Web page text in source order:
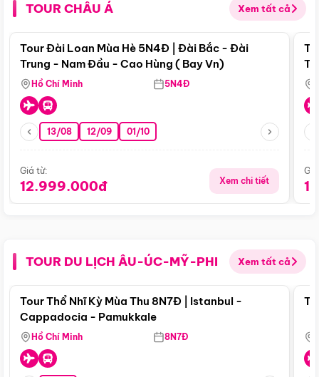
TOUR CHÂU Á Xem tất cả
Điểm nổi bật
Tour Đài Loan Mùa Hè 5N4Đ | Đài Bắc - Đài
Trung - Nam Đầu - Cao Hùng ( Bay Vn)
Hồ Chí Minh 5N4Đ
13/08 12/09 01/10
Giá từ:
12.999.000đ Xem chi tiết
TOUR DU LỊCH ÂU-ÚC-MỸ-PHI Xem tất cả
Điểm nổi bật
Tour Thổ Nhĩ Kỳ Mùa Thu 8N7Đ | Istanbul -
Cappadocia - Pamukkale
Hồ Chí Minh 8N7Đ